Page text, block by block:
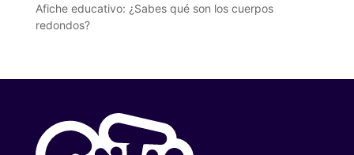
Afiche educativo: ¿Sabes qué son los cuerpos
redondos?